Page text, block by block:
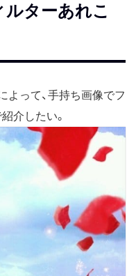
ターあれこ
よって、手持ち画像でフ
介したい。